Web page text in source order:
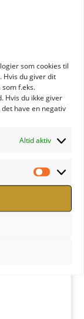
som cookies til
Hvis du giver dit
f.eks.
Hvis du ikke giver
have en negativ
Altid aktiv